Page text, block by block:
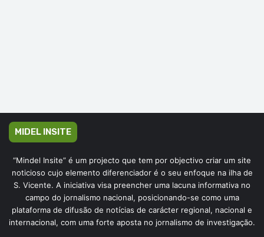
MIDEL INSITE
“Mindel Insite” é um projecto que tem por objectivo criar um site
noticioso cujo elemento diferenciador é o seu enfoque na ilha de
S. Vicente. A iniciativa visa preencher uma lacuna informativa no
campo do jornalismo nacional, posicionando-se como uma
plataforma de difusão de notícias de carácter regional, nacional e
internacional, com uma forte aposta no jornalismo de investigação.